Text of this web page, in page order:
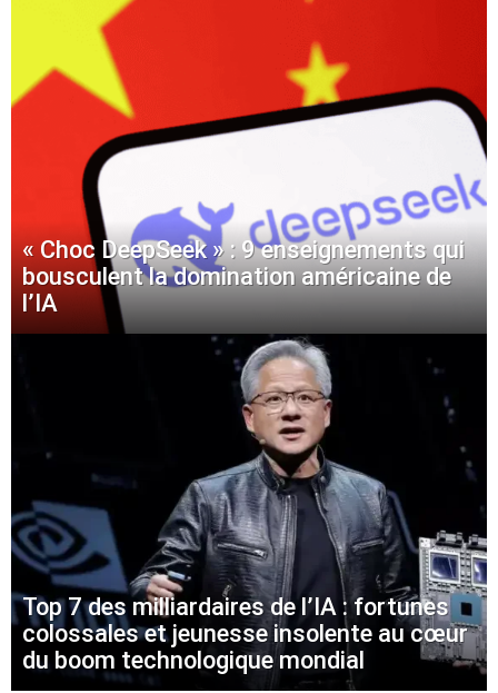
« Choc DeepSeek » : 9 enseignements qui
bousculent la domination américaine de
l’IA
Top 7 des milliardaires de l’IA : fortunes
colossales et jeunesse insolente au cœur
du boom technologique mondial